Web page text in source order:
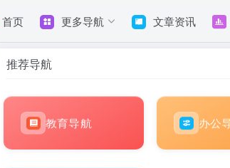
首页 更多导航 文章资讯
推荐导航
教育导航 办公